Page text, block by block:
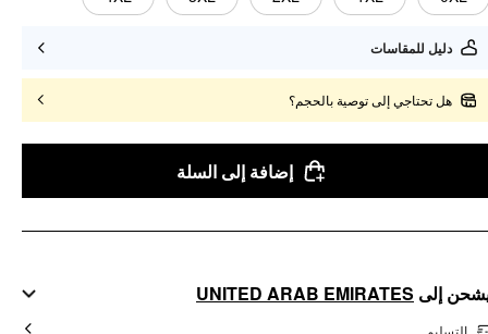
دليل للمقاسات
هل تحتاجي إلى توصية بالحجم؟
إضافة إلى السلة
إلى UNITED ARAB EMIRATES
التسليم